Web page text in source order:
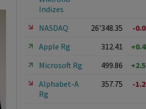
Indizes
NASDAQ 26'348.35
-
Apple Rg
312.41
Microsoft Rg
499.86
Alphabet-A
Rg
357.75 -